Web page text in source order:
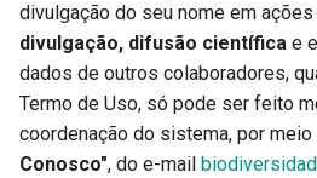
Mais detalhes
Como registrar sem internet
e enviar depois
Localização do registro
divulgação do seu nome em
divulgação, difusão científica e
dados de outros colaboradores,
Termo de Uso, só pode ser feito
coordenação do sistema, por meio
Conosco", do e-mail